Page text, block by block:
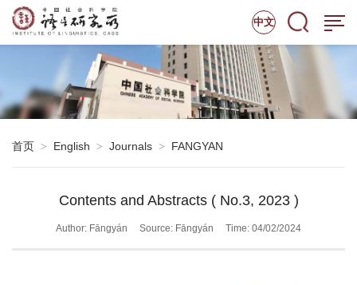
中文
首页 > English > Journals > FANGYAN
Contents and Abstracts ( No.3, 2023 )
Author: Fāngyán Source: Fāngyán Time: 04/02/2024